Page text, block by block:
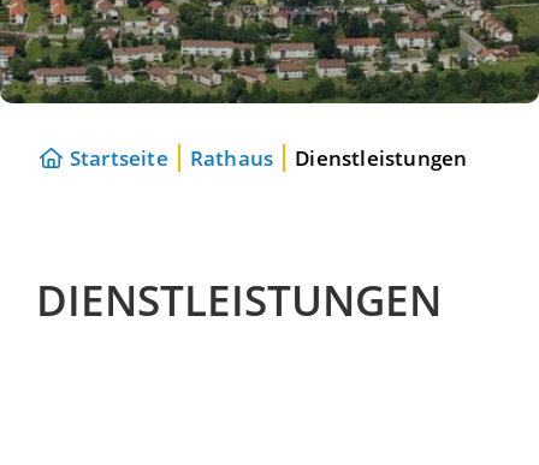
Startseite Rathaus Dienstleistungen
DIENSTLEISTUNGEN